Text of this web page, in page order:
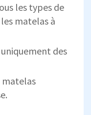
les types de
matelas à
des
matelas